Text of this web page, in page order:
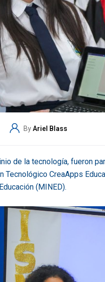
ByAriel Blass
de la tecnología, fueron
Tecnológico CreaApps
(MINED).